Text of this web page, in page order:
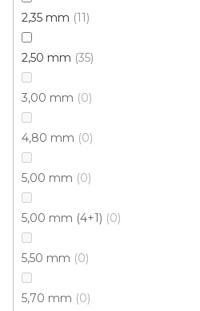
2,35 mm 11
2,50 mm 35
3,00 mm 0
4,80 mm 0
5,00 mm 0
5,00 mm (4+1) 0
5,50 mm 0
5,70 mm 0
Cenový hit